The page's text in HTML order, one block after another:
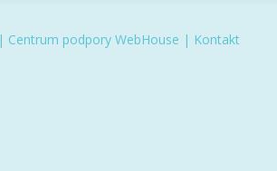
| Centrum podpory WebHouse | Kontakt